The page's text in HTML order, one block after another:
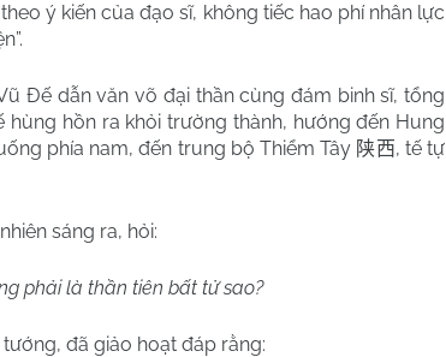
ý kiến của đạo sĩ, không tiếc hao phí nhân lực
Đế dẫn văn võ đại thần cùng đám binh sĩ, tổng
hồn ra khỏi trường thành, hướng đến Hung
phía nam, đến trung bộ Thiểm Tây 陕西, tế tự
sáng ra, hỏi:
phải là thần tiên bất tử sao?
đã giảo hoạt đáp rằng: